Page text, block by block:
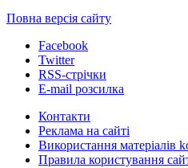
Повна версія сайту
Facebook
Twitter
RSS-стрічки
E-mail розсилка
Контакти
Реклама на сайті
Використання матеріалів
Правила користування